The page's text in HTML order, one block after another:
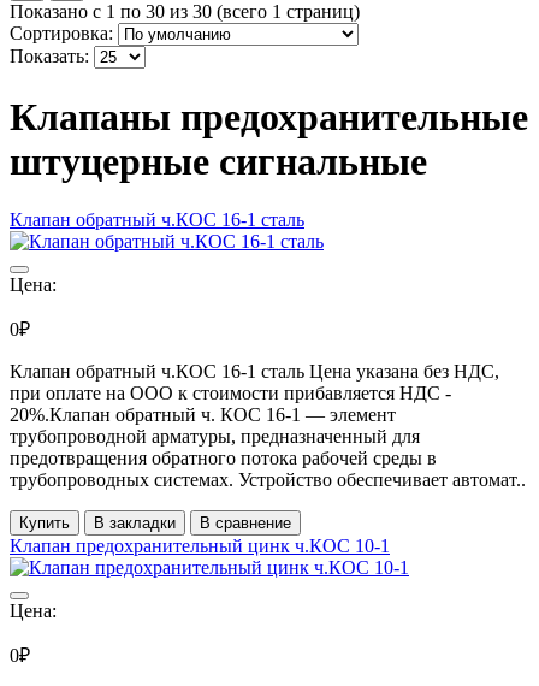
Показано с 1 по 30 из 30 (всего 1 страниц)
Сортировка:
Показать:
Клапаны предохранительные
штуцерные сигнальные
Клапан обратный ч.КОС 16-1 сталь
Цена:
0₽
Клапан обратный ч.КОС 16-1 сталь Цена указана без НДС,
при оплате на ООО к стоимости прибавляется НДС -
20%.Клапан обратный ч. КОС 16-1 — элемент
трубопроводной арматуры, предназначенный для
предотвращения обратного потока рабочей среды в
трубопроводных системах. Устройство обеспечивает автомат..
Купить В закладки В сравнение
Клапан предохранительный цинк ч.КОС 10-1
Цена:
0₽